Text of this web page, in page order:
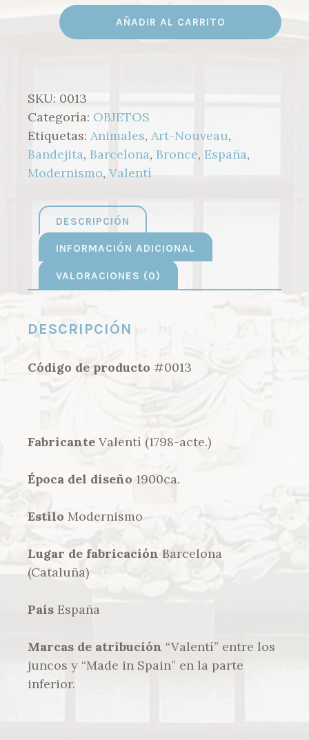
BANDEJITA
AÑADIR AL CARRITO
SKU: 0013
Categoría: OBJETOS
Etiquetas: Animales, Art-Nouveau,
Bandejita, Barcelona, Bronce, España,
Modernismo, Valentí
DESCRIPCIÓN
INFORMACIÓN ADICIONAL
VALORACIONES (0)
DESCRIPCIÓN
Código de producto #0013
Fabricante Valentí (1798-acte.)
Época del diseño 1900ca.
Estilo Modernismo
Lugar de fabricación Barcelona
(Cataluña)
País España
Marcas de atribución “Valentí” entre los
juncos y “Made in Spain” en la parte
inferior.